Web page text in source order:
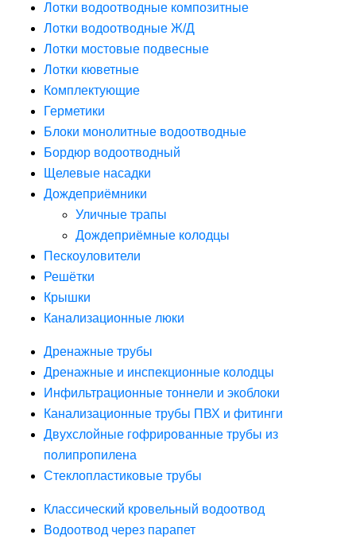
Лотки водоотводные композитные
Лотки водоотводные Ж/Д
Лотки мостовые подвесные
Лотки кюветные
Комплектующие
Герметики
Блоки монолитные водоотводные
Бордюр водоотводный
Щелевые насадки
Дождеприёмники
Уличные трапы
Дождеприёмные колодцы
Пескоуловители
Решётки
Крышки
Канализационные люки
Дренажные трубы
Дренажные и инспекционные колодцы
Инфильтрационные тоннели и экоблоки
Канализационные трубы ПВХ и фитинги
Двухслойные гофрированные трубы из
полипропилена
Стеклопластиковые трубы
Классический кровельный водоотвод
Водоотвод через парапет